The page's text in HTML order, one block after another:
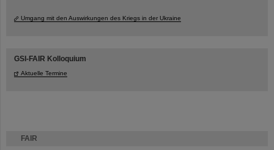
FAIR
Umgang mit den Auswirkungen des Kriegs in der Ukraine
GSI-FAIR Kolloquium
Aktuelle Termine